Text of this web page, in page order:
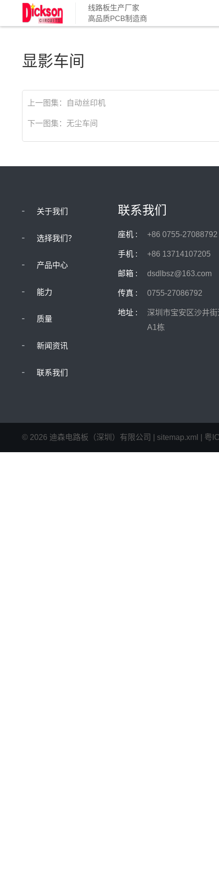
线路板生产厂家
高品质PCB制造商
显影车间
上一图集： 自动丝印机
下一图集： 无尘车间
关于我们
选择我们？
产品中心
能力
质量
新闻资讯
联系我们
联系我们
座机 : +86 0755-27088792
手机 : +86 13714107205
邮箱 : dsdlbsz@163.com
传真 : 0755-27086792
地址 :
深圳市宝安区沙井
A1栋
© 2026 迪森电路板（深圳）有限公司 sitemap.xml 粤